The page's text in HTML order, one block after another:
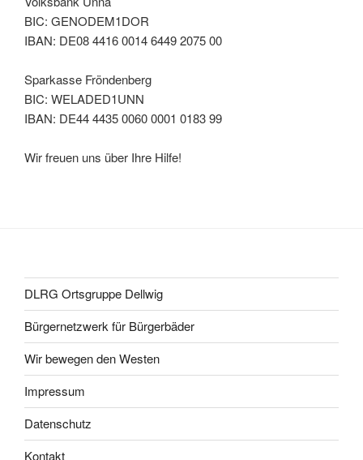
BIC: GENODEM1DOR
IBAN: DE08 4416 0014 6449 2075 00
Sparkasse Fröndenberg
BIC: WELADED1UNN
IBAN: DE44 4435 0060 0001 0183 99
Wir freuen uns über Ihre Hilfe!
DLRG Ortsgruppe Dellwig
Bürgernetzwerk für Bürgerbäder
Wir bewegen den Westen
Impressum
Datenschutz
Kontakt